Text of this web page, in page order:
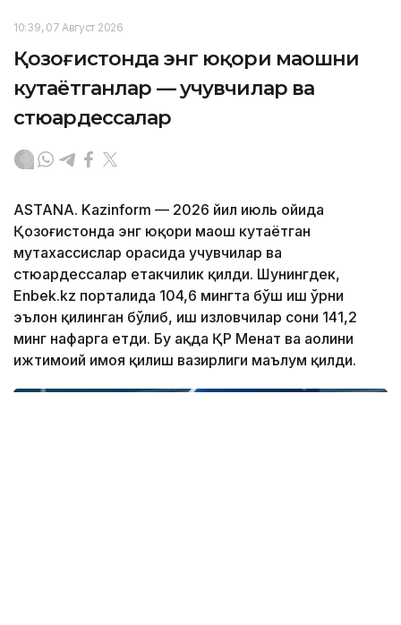
10:39, 07 Август 2026
Қозоғистонда энг юқори маошни
кутаётганлар — учувчилар ва
стюардессалар
ASTANA. Kazinform — 2026 йил июль ойида
Қозоғистонда энг юқори маош кутаётган
мутахассислар орасида учувчилар ва
стюардессалар етакчилик қилди. Шунингдек,
Enbek.kz порталида 104,6 мингта бўш иш ўрни
эълон қилинган бўлиб, иш изловчилар сони 141,2
минг нафарга етди. Бу ҳақда ҚР Меҳнат ва аҳолини
ижтимоий ҳимоя қилиш вазирлиги маълум қилди.